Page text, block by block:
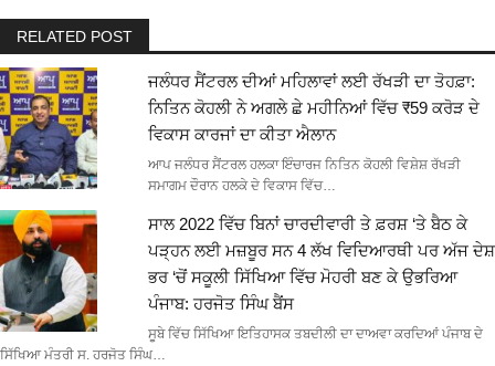
RELATED POST
ਜਲੰਧਰ ਸੈਂਟਰਲ ਦੀਆਂ ਮਹਿਲਾਵਾਂ ਲਈ ਰੱਖੜੀ ਦਾ ਤੋਹਫ਼ਾ:
ਨਿਤਿਨ ਕੋਹਲੀ ਨੇ ਅਗਲੇ ਛੇ ਮਹੀਨਿਆਂ ਵਿੱਚ ₹59 ਕਰੋੜ ਦੇ
ਵਿਕਾਸ ਕਾਰਜਾਂ ਦਾ ਕੀਤਾ ਐਲਾਨ
ਆਪ ਜਲੰਧਰ ਸੈਂਟਰਲ ਹਲਕਾ ਇੰਚਾਰਜ ਨਿਤਿਨ ਕੋਹਲੀ ਵਿਸ਼ੇਸ਼ ਰੱਖੜੀ
ਸਮਾਗਮ ਦੌਰਾਨ ਹਲਕੇ ਦੇ ਵਿਕਾਸ ਵਿੱਚ…
ਸਾਲ 2022 ਵਿੱਚ ਬਿਨਾਂ ਚਾਰਦੀਵਾਰੀ ਤੇ ਫ਼ਰਸ਼ ‘ਤੇ ਬੈਠ ਕੇ
ਪੜ੍ਹਨ ਲਈ ਮਜ਼ਬੂਰ ਸਨ 4 ਲੱਖ ਵਿਦਿਆਰਥੀ ਪਰ ਅੱਜ ਦੇਸ਼
ਭਰ ‘ਚੋਂ ਸਕੂਲੀ ਸਿੱਖਿਆ ਵਿੱਚ ਮੋਹਰੀ ਬਣ ਕੇ ਉਭਰਿਆ
ਪੰਜਾਬ: ਹਰਜੋਤ ਸਿੰਘ ਬੈਂਸ
ਸੂਬੇ ਵਿੱਚ ਸਿੱਖਿਆ ਇਤਿਹਾਸਕ ਤਬਦੀਲੀ ਦਾ ਦਾਅਵਾ ਕਰਦਿਆਂ ਪੰਜਾਬ ਦੇ
ਸਿੱਖਿਆ ਮੰਤਰੀ ਸ. ਹਰਜੋਤ ਸਿੰਘ…